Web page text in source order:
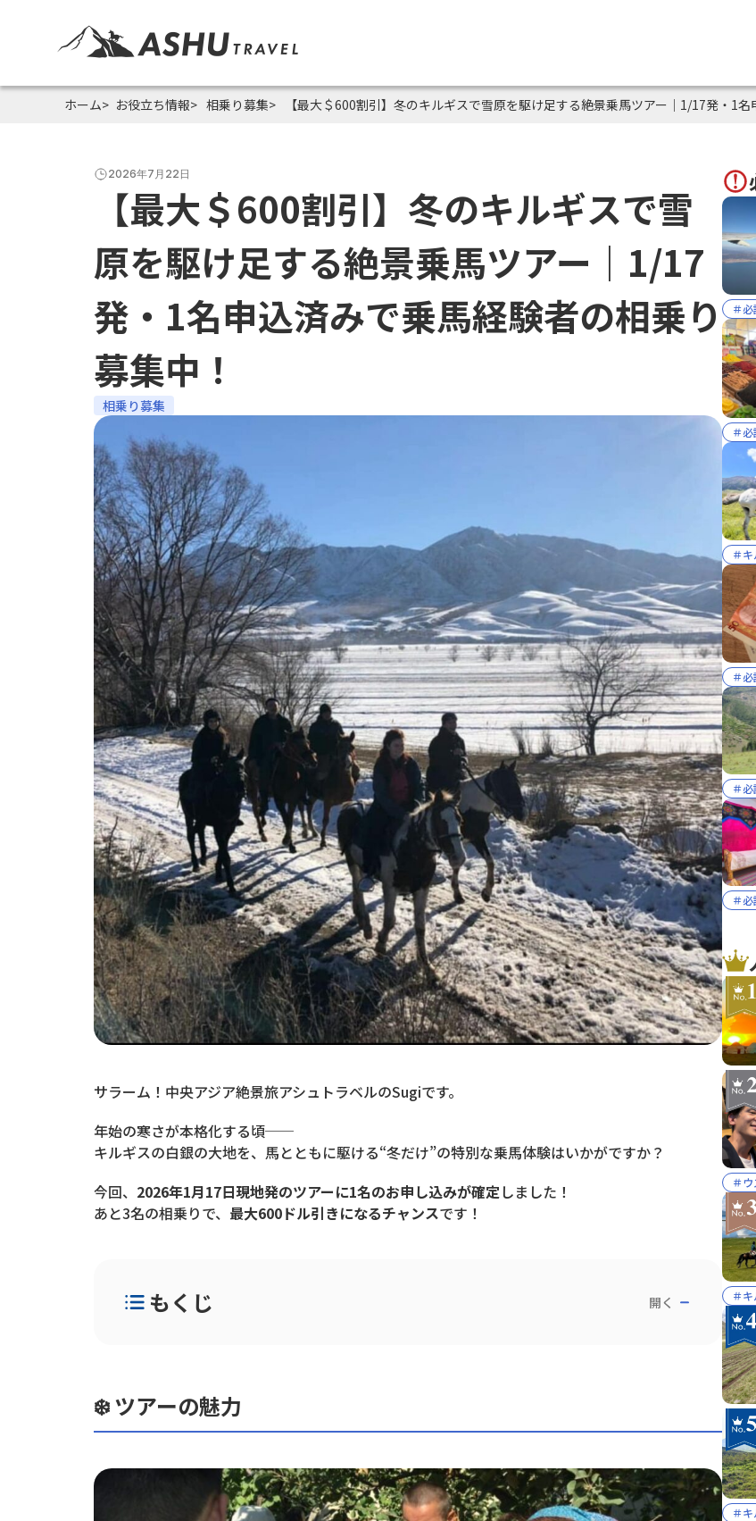
ホーム お役立ち情報 相乗り募集 【最大＄600割引】冬のキルギスで雪原を駆け足する絶景乗馬ツアー｜1/17発・1
2026年7月22日
【最大＄600割引】冬のキルギスで雪
原を駆け足する絶景乗馬ツアー｜1/17
発・1名申込済みで乗馬経験者の相乗り
募集中！
相乗り募集
サラーム！中央アジア絶景旅アシュトラベルのSugiです。
年始の寒さが本格化する頃──
キルギスの白銀の大地を、馬とともに駆ける“冬だけ”の特別な乗馬体験はいかがですか？
今回、 2026年1月17日現地発のツアーに1名のお申し込みが確定しました！
あと3名の相乗りで、 最大600ドル引きになるチャンスです！
もくじ 開く
💰 料金と相乗りの仕組み
✈️ 航空券について
📩 お問い合わせ・ご相談はこちら
❄️ ツアーの魅力
＃
＃
＃
＃
＃
＃
＃
＃
＃